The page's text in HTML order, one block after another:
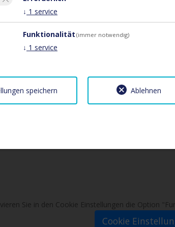
Lift, der Skischule, dem Eislaufplatz und dem
eine Gaudi. Die dafür notwendigen Rodeln
ihr die beliebten Skigebiete Patscherkofel
ca. 300 m) bringt euch zusätzlich bequem in die
gepflegten Garten, sie können dort nach
und freuen sich auf das Abendessen. Auf Wunsch
Sie in den Cookie Einstellungen die Option
Cookie
↓ 1 service
Funktionalität (immer notwendig)
↓ 1 service
Ablehnen
speichern